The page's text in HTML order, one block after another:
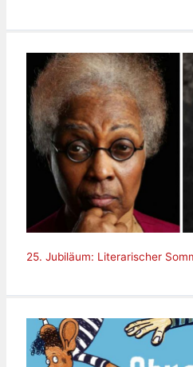
25. Jubiläum: Literarischer